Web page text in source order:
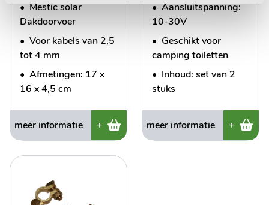
• Mestic solar
Dakdoorvoer
• Voor kabels van 2,5
tot 4 mm
• Afmetingen: 17 x
16 x 4,5 cm
meer informatie +
• Aansluitspanning:
10-30V
• Geschikt voor
camping toiletten
• Inhoud: set van 2
stuks
meer informatie +